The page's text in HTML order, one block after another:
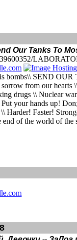
Our Tanks To
LA
bombs\\ SEND
sorrow from our
drugs \\ Nuclear
your hands up!
Faster!
of the world of the